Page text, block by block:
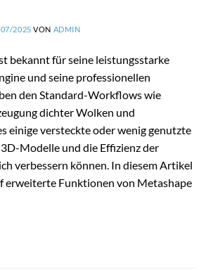
2025 VON ADMIN
bekannt für seine leistungsstarke
und seine professionellen
den Standard-Workflows wie
dichter Wolken und
einige versteckte oder wenig genutzte
Modelle und die Effizienz der
verbessern können. In diesem Artikel
erweiterte Funktionen von Metashape